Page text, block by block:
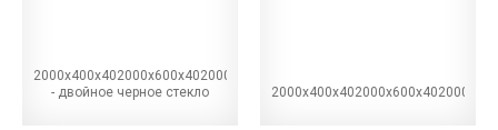
2000х400х402000х600х402000х700х402000х800х402000х900х40BG
- двойное черное стекло